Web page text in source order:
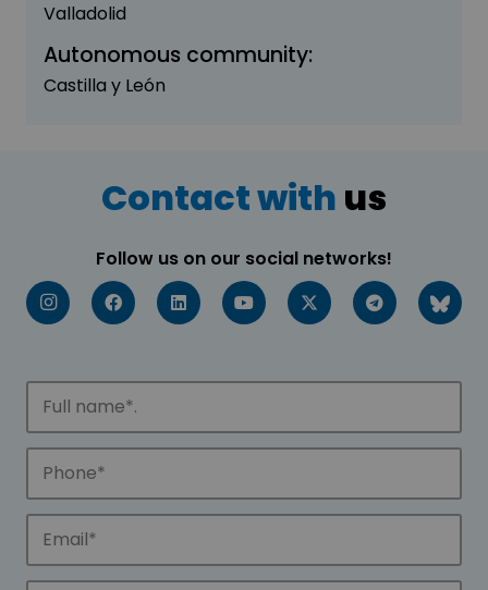
Valladolid
Autonomous community:
Castilla y León
Contact with us
Follow us on our social networks!